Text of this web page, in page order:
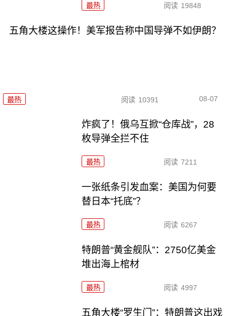
最热 阅读 19848
五角大楼这操作！美军报告称中国导弹不如伊朗？
最热 阅读 10391 08-07
炸疯了！俄乌互掀“仓库战”，28
枚导弹全拦不住
最热 阅读 7211
一张纸条引发血案：美国为何要
替日本“托底”？
最热 阅读 6267
特朗普“黄金舰队”：2750亿美金
堆出海上棺材
最热 阅读 4997
五角大楼“罗生门”：特朗普这出戏